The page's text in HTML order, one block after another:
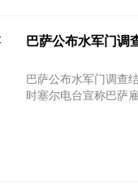
巴萨公布水军门调
巴萨公布水军门调查结果：不存在贪
时塞尔电台宣称巴萨